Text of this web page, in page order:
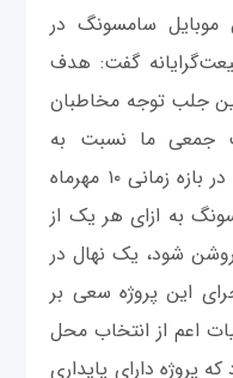
سامسونگ در
گفت: هدف
جلب توجه مخاطبان
جمعی ما نسبت به
ثروت‌های ملی‌مان بود. از این رو در بازه زمانی ۱۰ مهرماه
به ازای هر یک از
شود، یک نهال در
این پروژه سعی بر
اعم از انتخاب محل
پروژه دارای پایداری